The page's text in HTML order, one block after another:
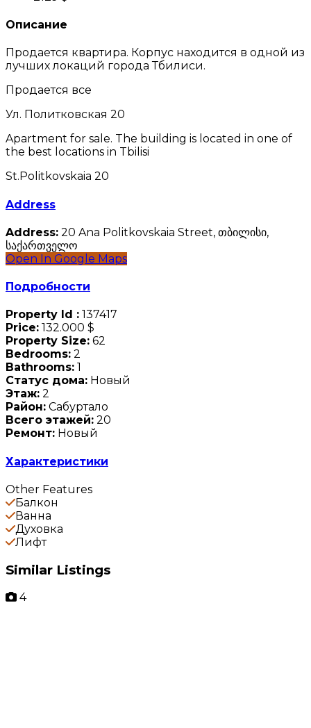
Описание
Продается квартира. Корпус находится в одной из
лучших локаций города Тбилиси.
Продается все
Ул. Политковская 20
Apartment for sale. The building is located in one of
the best locations in Tbilisi
St.Politkovskaia 20
Address
Address: 20 Ana Politkovskaia Street, თბილისი,
საქართველო
Open In Google Maps
Подробности
Property Id : 137417
Price: 132.000 $
Property Size: 62
Bedrooms: 2
Bathrooms: 1
Статус дома: Новый
Этаж: 2
Район: Сабуртало
Всего этажей: 20
Ремонт: Новый
Характеристики
Other Features
Балкон
Ванна
Духовка
Лифт
Similar Listings
4